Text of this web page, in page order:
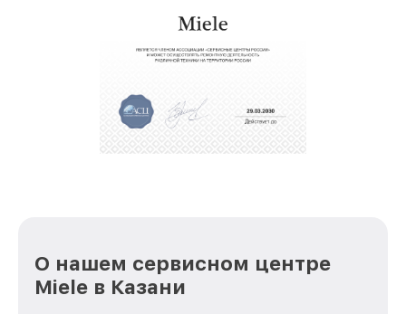
О нашем сервисном центре
Miele в Казани